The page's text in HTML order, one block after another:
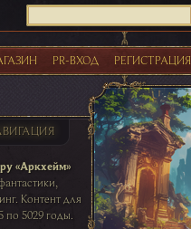
PR-ВХОД РЕГИСТРАЦИЯ
«Аркхейм»
Контент для
по 5029 годы.
24 ПОСТОВ